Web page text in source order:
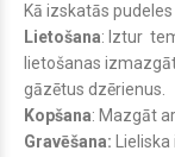
Kā izskatās
Lietošana: Iztur
lietošanas
gāzētus dzērienus.
Kopšana: Mazgāt
Gravēšana: